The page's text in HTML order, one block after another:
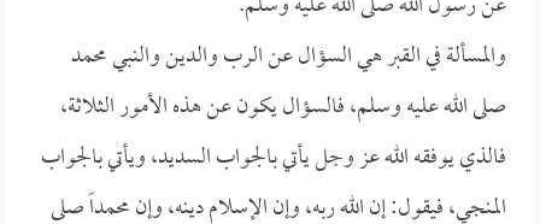
والمسألة في القبر هي السؤال عن الرب والدين والنبي محمد
صلى الله عليه وسلم، فالسؤال يكون عن هذه الأمور الثلاثة،
فالذي يوفقه الله عز وجل يأتي بالجواب السديد، ويأتي بالجواب
المنجي، فيقول: إن الله ربه، وإن الإسلام دينه، وإن محمداً صلى